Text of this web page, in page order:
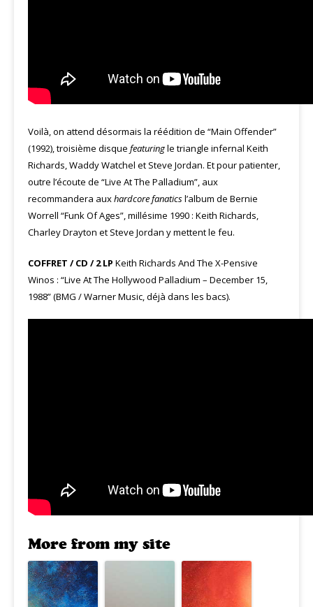
Voilà, on attend désormais la réédition de “Main Offender”
(1992), troisième disque featuringle triangle infernal Keith
Richards, Waddy Watchel et Steve Jordan. Et pour patienter,
outre l’écoute de “Live At The Palladium”, aux
recommandera auxhardcore fanaticsl’album de Bernie
Worrell “Funk Of Ages”, millésime 1990 : Keith Richards,
Charley Drayton et Steve Jordan y mettent le feu.
COFFRET / CD / 2 LP Keith Richards And The X-Pensive
Winos : “Live At The Hollywood Palladium – December 15,
1988” (BMG / Warner Music, déjà dans les bacs).
More from my site